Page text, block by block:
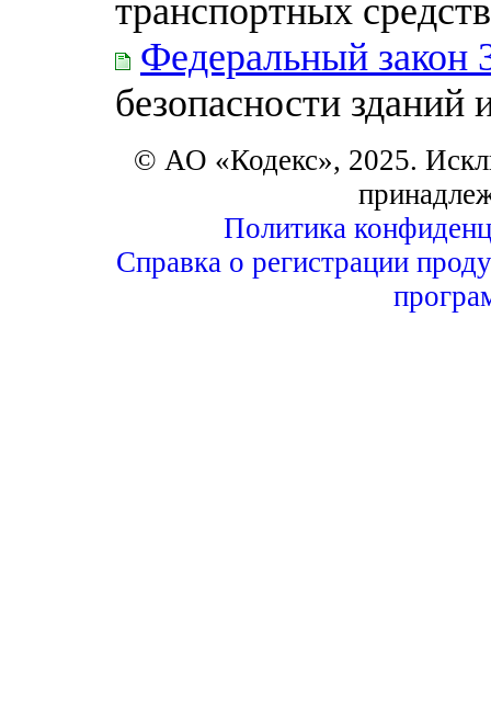
транспортных
Федеральный закон
безопасности зданий
© АО «Кодекс», 2025.
Политика
Справка о регистрации